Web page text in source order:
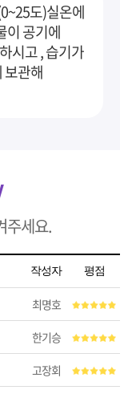
도)실온에
이 공기에
하시고 , 습기가
보관해
세요.
작성자 평점
최명호
한기승
고장회